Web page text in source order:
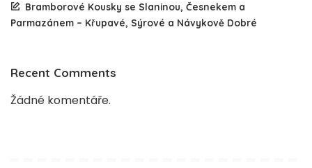
Bramborové Kousky se Slaninou, Česnekem a
Parmazánem – Křupavé, Sýrové a Návykově Dobré
Recent Comments
Žádné komentáře.